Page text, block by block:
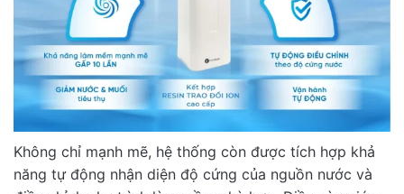
Không chỉ mạnh mẽ, hệ thống còn được tích hợp khả
năng tự động nhận diện độ cứng của nguồn nước và